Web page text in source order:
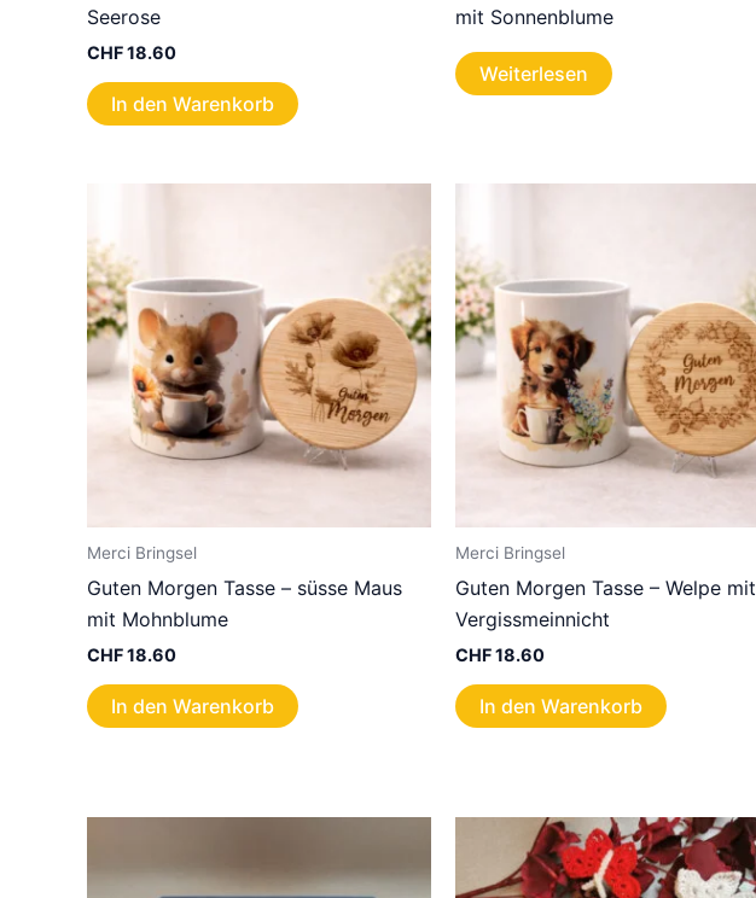
Seerose
CHF18.60
In den Warenkorb
mit Sonnenblume
Weiterlesen
Merci Bringsel
Guten Morgen Tasse – süsse Maus
mit Mohnblume
CHF18.60
In den Warenkorb
Merci Bringsel
Guten Morgen Tasse – Welpe mit
Vergissmeinnicht
CHF18.60
In den Warenkorb